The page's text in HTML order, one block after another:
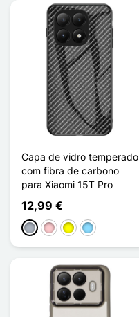
Capa de vidro temperado
com fibra de carbono
para Xiaomi 15T Pro
12,99 €
Cinzento
RosaAmareloAzul Claro